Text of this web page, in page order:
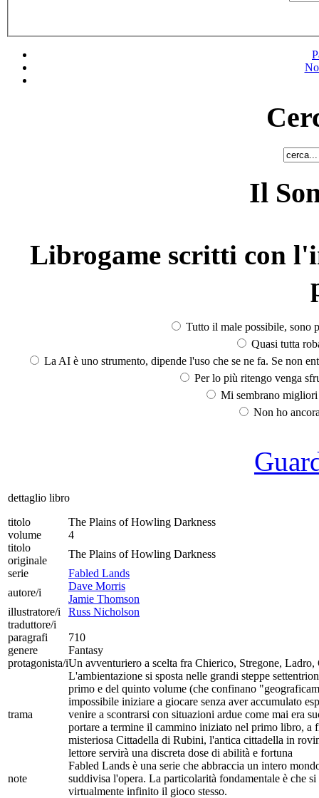
Il
Librogame scritti con
Tutto il male possibile, sono
Quasi tutta
La AI è uno strumento, dipende l'uso che se ne fa. Se non
Per lo più ritengo venga
Mi sembrano
Non ho
dettaglio libro
titolo
The Plains of Howling Darkness
volume
4
titolo
originale
The Plains of Howling Darkness
serie
Fabled Lands
autore/i
Dave Morris
Jamie Thomson
illustratore/i
Russ Nicholson
traduttore/i
paragrafi
710
genere
Fantasy
protagonista/iUn avventuriero a scelta fra Chierico, Stregone,
trama
L'ambientazione si sposta nelle grandi steppe
primo e del quinto volume (che confinano
impossibile iniziare a giocare senza aver accumulato
venire a scontrarsi con situazioni ardue come mai era
portare a termine il cammino iniziato nel primo libro, a
misteriosa Cittadella di Rubini, l'antica cittadella in
lettore servirà una discreta dose di abilità e fortuna
note
Fabled Lands è una serie che abbraccia un intero
suddivisa l'opera. La particolarità fondamentale è che
virtualmente infinito il gioco stesso.